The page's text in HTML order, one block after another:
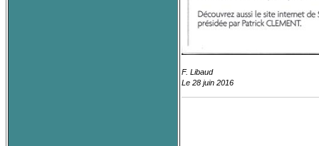
F. Libaud
Le 28 juin 2016